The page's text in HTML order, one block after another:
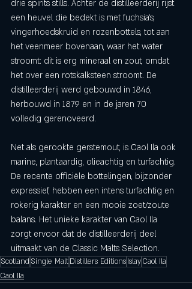
drie spirits stills. Achter de distilleerderij rijst
een heuvel die bedekt is met fuchsia's,
vingerhoedskruid en rozenbottels, tot aan
het veenmeer bovenaan, waar het water
stroomt: dit is erg mineraal en zout, omdat
het over een rotskalksteen stroomt. De
distilleerderij werd gebouwd in 1846,
herbouwd in 1879 en in de jaren 70
volledig gerenoveerd.
Net als gerookte gerstemout, is Caol Ila ook
marine, plantaardig, olieachtig en turfachtig.
De recente officiële bottelingen, bijzonder
expressief, hebben een intens turfachtig en
rokerig karakter en een mooie zoet/zoute
balans. Het unieke karakter van Caol Ila
zorgt ervoor dat de distilleerderij deel
uitmaakt van de Classic Malts Selection.
Scotland Single MaltDistillers EditionsIslayCaol Ila
Caol Ila